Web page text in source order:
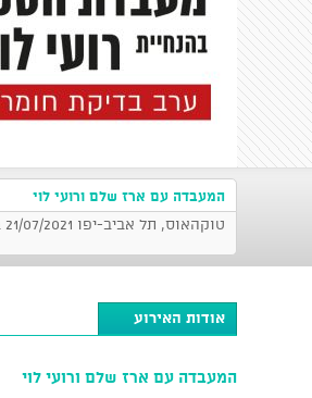
המעבדה עם ארז שלם ורועי לוי
טוקהאוס, תל אביב-יפו 21/07/2021 בשעה 22:00
אודות האירוע
המעבדה עם ארז שלם ורועי לוי